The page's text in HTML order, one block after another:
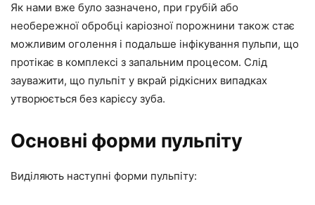
Як нами вже було зазначено, при грубій або
необережної обробці каріозної порожнини також стає
можливим оголення і подальше інфікування пульпи, що
протікає в комплексі з запальним процесом. Слід
зауважити, що пульпіт у вкрай рідкісних випадках
утворюється без карієсу зуба.
Основні форми пульпіту
Виділяють наступні форми пульпіту: